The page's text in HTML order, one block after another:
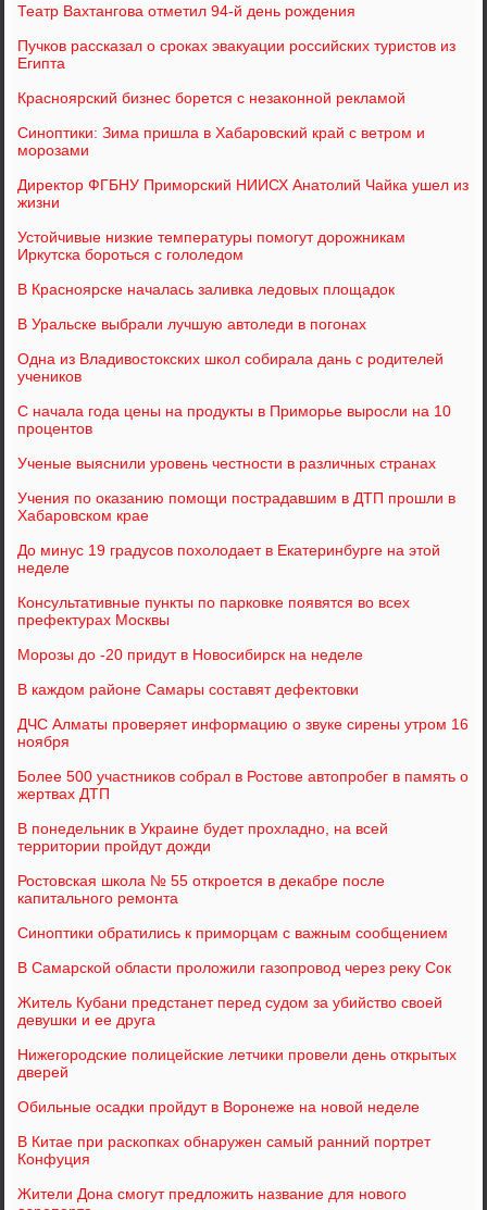
Театр Вахтангова отметил 94-й день рождения
Пучков рассказал о сроках эвакуации российских туристов из
Египта
Красноярский бизнес борется с незаконной рекламой
Синоптики: Зима пришла в Хабаровский край с ветром и
морозами
Директор ФГБНУ Приморский НИИСХ Анатолий Чайка ушел из
жизни
Устойчивые низкие температуры помогут дорожникам
Иркутска бороться с гололедом
В Красноярске началась заливка ледовых площадок
В Уральске выбрали лучшую автоледи в погонах
Одна из Владивостокских школ собирала дань с родителей
учеников
С начала года цены на продукты в Приморье выросли на 10
процентов
Ученые выяснили уровень честности в различных странах
Учения по оказанию помощи пострадавшим в ДТП прошли в
Хабаровском крае
До минус 19 градусов похолодает в Екатеринбурге на этой
неделе
Консультативные пункты по парковке появятся во всех
префектурах Москвы
Морозы до -20 придут в Новосибирск на неделе
В каждом районе Самары составят дефектовки
ДЧС Алматы проверяет информацию о звуке сирены утром 16
ноября
Более 500 участников собрал в Ростове автопробег в память о
жертвах ДТП
В понедельник в Украине будет прохладно, на всей
территории пройдут дожди
Ростовская школа № 55 откроется в декабре после
капитального ремонта
Синоптики обратились к приморцам с важным сообщением
В Самарской области проложили газопровод через реку Сок
Житель Кубани предстанет перед судом за убийство своей
девушки и ее друга
Нижегородские полицейские летчики провели день открытых
дверей
Обильные осадки пройдут в Воронеже на новой неделе
В Китае при раскопках обнаружен самый ранний портрет
Конфуция
Жители Дона смогут предложить название для нового